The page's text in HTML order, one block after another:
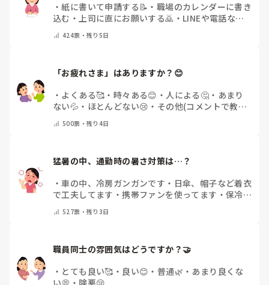
・紙に書いて申請する📝 ・ 職場のカレンダーに書き
込む ・上司に直にお願いする🙇 ・ LINEや電話など
で申請する
424票・残り5日
「お疲れさま」はありますか？😊
・ よくある🥰 ・ 時々ある😊 ・ 人による🤔 ・ あまり
ない💦 ・ ほとんどない😢 ・ その他(コメントで教え
てください)
500票・残り4日
猛暑の中、通勤時の暑さ対策は…？
・車の中、冷房ガンガンです ・ 日傘、帽子など着衣
で工夫してます ・携帯ファンを使ってます ・ 保冷剤
を持ち運んでいます
ん ・その他（コメントで教えて下さい）
527票・残り3日
職員同士の雰囲気はどうですか？🤝
・ とても良い🥰 ・ 良い😊 ・ 普通🌿 ・ あまり良くな